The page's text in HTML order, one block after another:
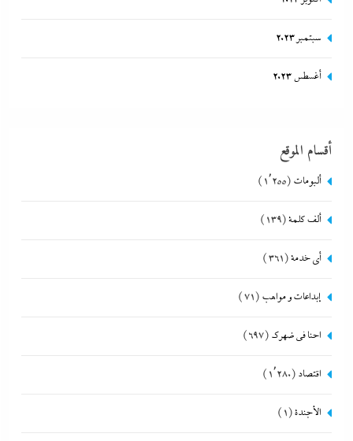
سبتمبر 2023
أغسطس 2023
أقسام الموقع
ألبومات (1٬255)
ألف كلمة(139)
أي خدمة(361)
إبداعات و مواهب (71)
احنا في ضهرك (697)
اقتصاد (1٬280)
الأجندة(1)